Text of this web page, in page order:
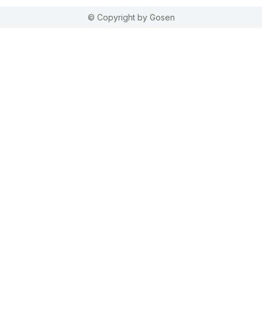
© Copyright by Gosen